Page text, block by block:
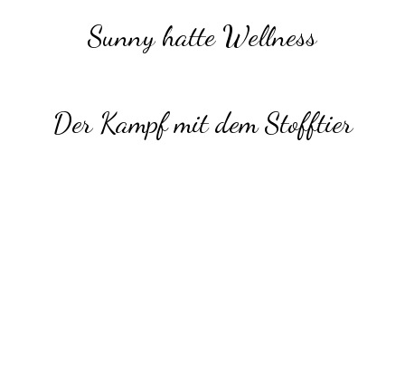
Sunny hatte Wellness
Der Kampf mit dem Stofftier